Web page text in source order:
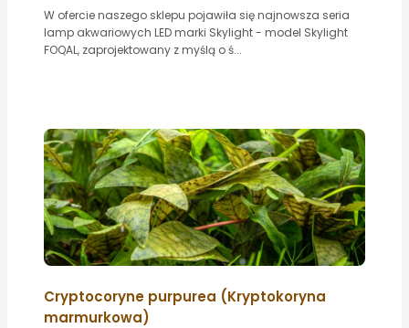
W ofercie naszego sklepu pojawiła się najnowsza seria
lamp akwariowych LED marki Skylight - model Skylight
FOQAL, zaprojektowany z myślą o ś...
Cryptocoryne purpurea (Kryptokoryna
marmurkowa)